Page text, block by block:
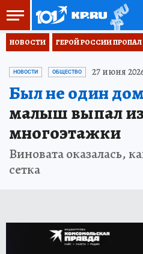
НОВОСТИ ГЕРОЙ РОССИИ ПРОПАЛ
НОВОСТИ ОБЩЕСТВО 27 июня
Был не один
малыш выпал
многоэтажки
Виновата оказалась,
сетка